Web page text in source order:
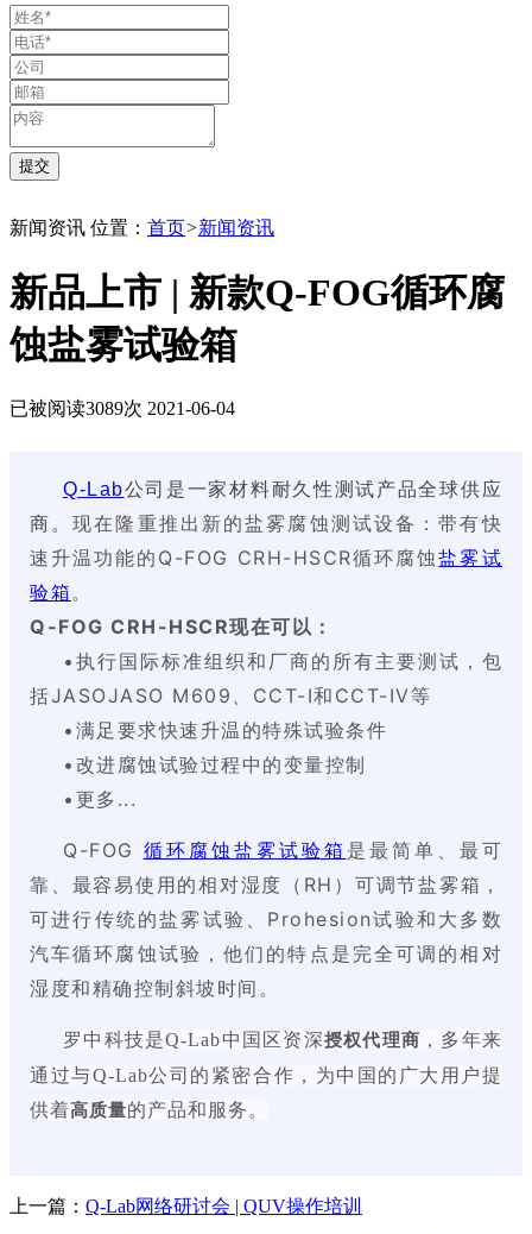
新闻资讯 位置： 首页>新闻资讯
新品上市 | 新款Q-FOG循环腐
蚀盐雾试验箱
已被阅读3089次 2021-06-04
Q-Lab公司是一家材料耐久性测试产品全球供应
商。现在隆重推出新的盐雾腐蚀测试设备：带有快
速升温功能的Q-FOG CRH-HSCR循环腐蚀盐雾试
验箱。
Q-FOG CRH-HSCR现在可以：
•执行国际标准组织和厂商的所有主要测试，包
括JASOJASO M609、CCT-I和CCT-IV等
•满足要求快速升温的特殊试验条件
•改进腐蚀试验过程中的变量控制
•更多...
Q-FOG 循环腐蚀盐雾试验箱 是最简单、最可
靠、最容易使用的相对湿度（RH）可调节盐雾箱，
可进行传统的盐雾试验、Prohesion试验和大多数
汽车循环腐蚀试验，他们的特点是完全可调的相对
湿度和精确控制斜坡时间。
罗中科技是Q-Lab中国区资深授权代理商 ，多年来
通过与Q-Lab公司的紧密合作，为中国的广大用户提
供着高质量的产品和服务。
上一篇： Q-Lab网络研讨会 | QUV操作培训